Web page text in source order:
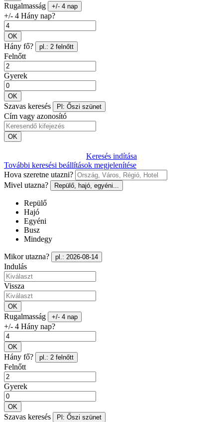
Rugalmasság +/- 4 nap
+/- 4 Hány nap?
OK
Hány fő? pl.: 2 felnőtt
Felnőtt
Gyerek
OK
Szavas keresés Pl: Őszi szünet
Cím vagy azonosító
OK
Keresés indítása
További keresési beállítások megjelenítése
Hova szeretne utazni?
Mivel utazna?
Repülő, hajó, egyéni...
Repülő
Hajó
Egyéni
Busz
Mindegy
Mikor utazna? pl.: 2026-08-14
Indulás
Vissza
OK
Rugalmasság +/- 4 nap
+/- 4 Hány nap?
OK
Hány fő? pl.: 2 felnőtt
Felnőtt
Gyerek
OK
Szavas keresés Pl: Őszi szünet